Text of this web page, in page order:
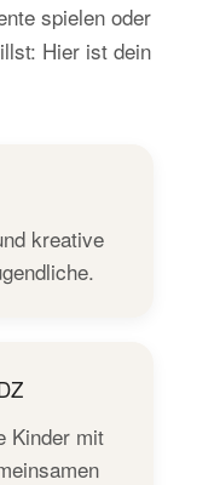
spielen oder
Hier ist dein
kreative
Kinder mit